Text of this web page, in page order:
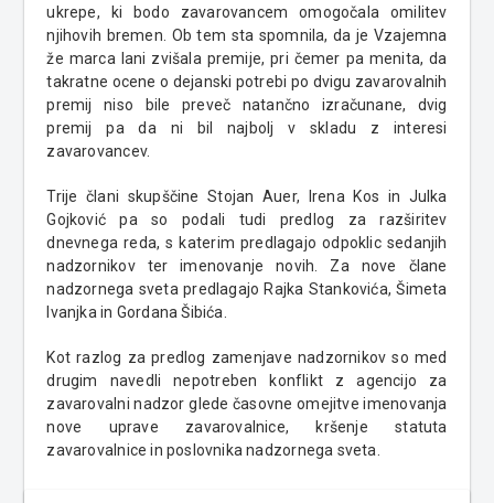
ukrepe, ki bodo zavarovancem omogočala omilitev
njihovih bremen. Ob tem sta spomnila, da je Vzajemna
že marca lani zvišala premije, pri čemer pa menita, da
takratne ocene o dejanski potrebi po dvigu zavarovalnih
premij niso bile preveč natančno izračunane, dvig
premij pa da ni bil najbolj v skladu z interesi
zavarovancev.
Trije člani skupščine Stojan Auer, Irena Kos in Julka
Gojković pa so podali tudi predlog za razširitev
dnevnega reda, s katerim predlagajo odpoklic sedanjih
nadzornikov ter imenovanje novih. Za nove člane
nadzornega sveta predlagajo Rajka Stankovića, Šimeta
Ivanjka in Gordana Šibića.
Kot razlog za predlog zamenjave nadzornikov so med
drugim navedli nepotreben konflikt z agencijo za
zavarovalni nadzor glede časovne omejitve imenovanja
nove uprave zavarovalnice, kršenje statuta
zavarovalnice in poslovnika nadzornega sveta.